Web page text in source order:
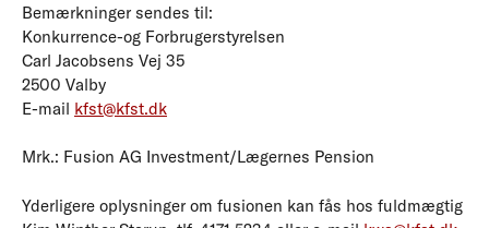
Bemærkninger sendes til:
Konkurrence-og Forbrugerstyrelsen
Carl Jacobsens Vej 35
2500 Valby
E-mail kfst@kfst.dk
Mrk.: Fusion AG Investment/Lægernes Pension
Yderligere oplysninger om fusionen kan fås hos fuldmægtig